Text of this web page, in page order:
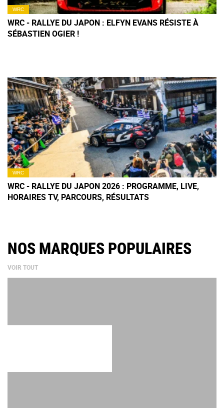
WRC
WRC - RALLYE DU JAPON : ELFYN EVANS RÉSISTE À
SÉBASTIEN OGIER !
WRC
WRC - RALLYE DU JAPON 2026 : PROGRAMME, LIVE,
HORAIRES TV, PARCOURS, RÉSULTATS
NOS MARQUES POPULAIRES
VOIR TOUT